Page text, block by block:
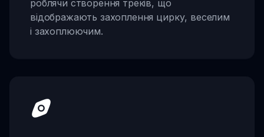
роблячи створення треків, що
відображають захоплення цирку, веселим
і захоплюючим.